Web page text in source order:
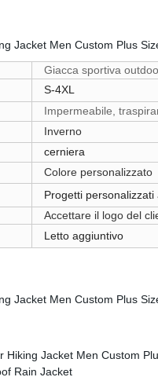
Giacca sportiva
S-4XL
Impermeabile,
Inverno
cerniera
Colore personalizzato
Progetti personalizzati
Accettare il logo del
Letto aggiuntivo